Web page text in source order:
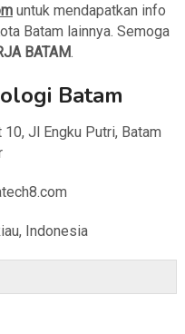
untuk mendapatkan info
Batam lainnya. Semoga
BATAM.
Batam
Jl Engku Putri, Batam
Indonesia